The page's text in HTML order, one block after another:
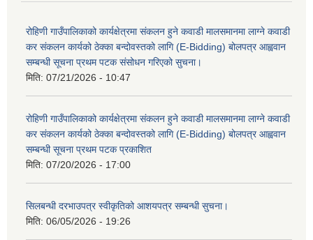
रोहिणी गाउँपालिकाको कार्यक्षेत्रमा संकलन हुने कवाडी मालसमानमा लाग्ने कवाडी
कर संकलन कार्यको ठेक्का बन्दोवस्तको लागि (E-Bidding) बोलपत्र आह्ववान
सम्बन्धी सूचना प्रथम पटक संसोधन गरिएको सुचना।
मिति: 07/21/2026 - 10:47
रोहिणी गाउँपालिकाको कार्यक्षेत्रमा संकलन हुने कवाडी मालसमानमा लाग्ने कवाडी
कर संकलन कार्यको ठेक्का बन्दोवस्तको लागि (E-Bidding) बोलपत्र आह्ववान
सम्बन्धी सूचना प्रथम पटक प्रकाशित
मिति: 07/20/2026 - 17:00
सिलबन्धी दरभाउपत्र स्वीकृतिको आशयपत्र सम्बन्धी सुचना।
मिति: 06/05/2026 - 19:26